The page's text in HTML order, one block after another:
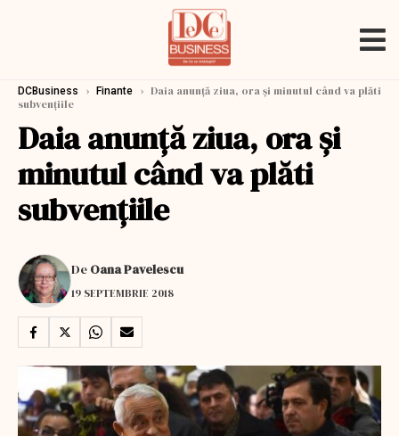
DCBusiness › Finante › Daia anunţă ziua, ora şi minutul când va plăti
subvenţiile
Daia anunţă ziua, ora şi
minutul când va plăti
subvenţiile
De Oana Pavelescu
19 SEPTEMBRIE 2018